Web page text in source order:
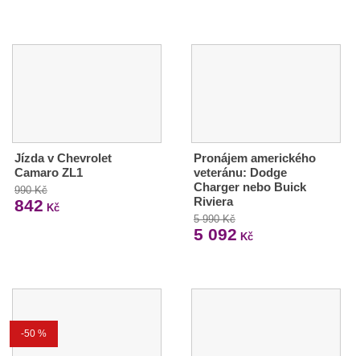
Jízda v Chevrolet
Camaro ZL1
990 Kč
842 Kč
Pronájem amerického
veteránu: Dodge
Charger nebo Buick
Riviera
5 990 Kč
5 092 Kč
-50 %